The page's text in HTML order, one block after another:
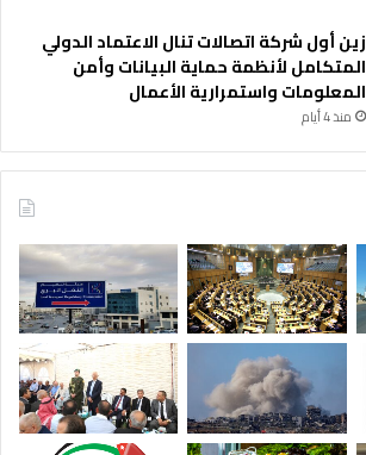
زين أول شركة اتصالات تنال الاعتماد الدولي
المتكامل لأنظمة حماية البيانات وأمن
المعلومات واستمرارية الأعمال
منذ 4 أيام